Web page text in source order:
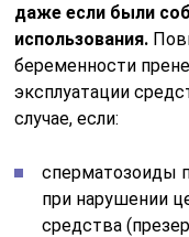
даже если были
использования.
беременности
эксплуатации
случае, если:
сперматозоиды
при нарушении
средства